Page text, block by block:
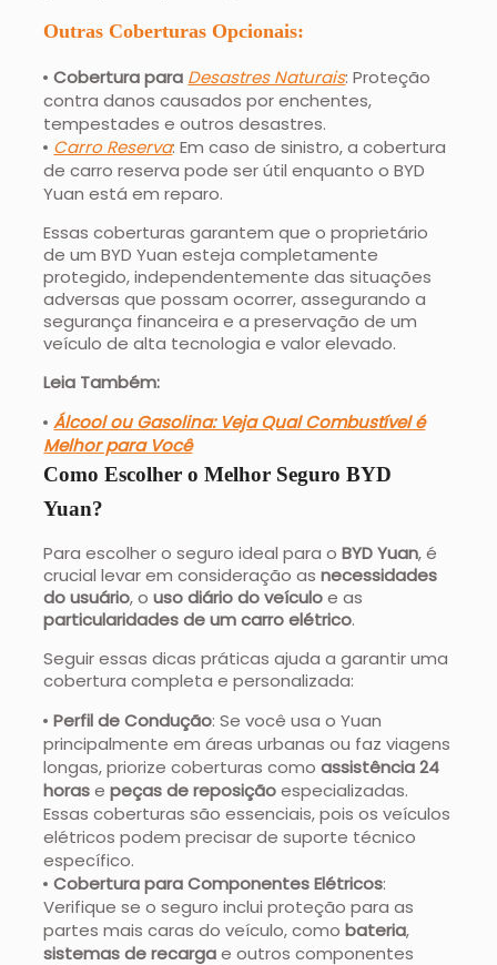
Outras Coberturas Opcionais:
Cobertura para Desastres Naturais: Proteção
contra danos causados por enchentes,
tempestades e outros desastres.
Carro Reserva: Em caso de sinistro, a cobertura
de carro reserva pode ser útil enquanto o BYD
Yuan está em reparo.
Essas coberturas garantem que o proprietário
de um BYD Yuan esteja completamente
protegido, independentemente das situações
adversas que possam ocorrer, assegurando a
segurança financeira e a preservação de um
veículo de alta tecnologia e valor elevado.
Leia Também:
Álcool ou Gasolina: Veja Qual Combustível é
Melhor para Você
Como Escolher o Melhor Seguro BYD
Yuan?
Para escolher o seguro ideal para oBYD Yuan, é
crucial levar em consideração asnecessidades
do usuário, ouso diário do veículoe as
particularidades de um carro elétrico.
Seguir essas dicas práticas ajuda a garantir uma
cobertura completa e personalizada:
Perfil de Condução: Se você usa o Yuan
principalmente em áreas urbanas ou faz viagens
longas, priorize coberturas comoassistência 24
horasepeças de reposiçãoespecializadas.
Essas coberturas são essenciais, pois os veículos
elétricos podem precisar de suporte técnico
específico.
Cobertura para Componentes Elétricos:
Verifique se o seguro inclui proteção para as
partes mais caras do veículo, comobateria,
sistemas de recargae outros componentes